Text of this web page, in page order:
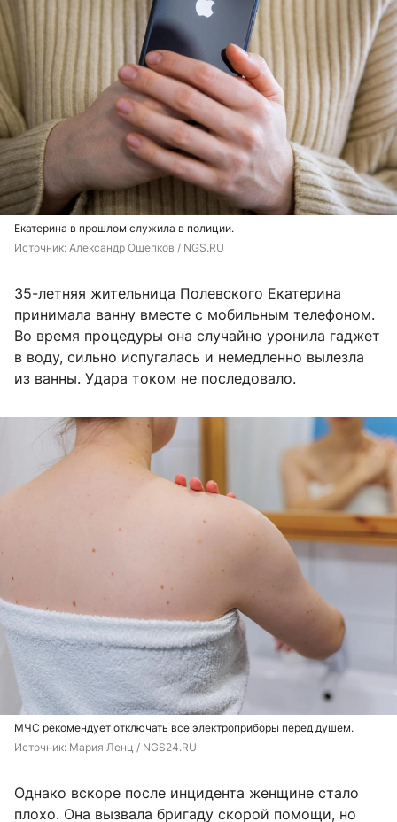
Екатерина в прошлом служила в полиции.
Источник: Александр Ощепков / NGS.RU
35-летняя жительница Полевского Екатерина
принимала ванну вместе с мобильным телефоном.
Во время процедуры она случайно уронила гаджет
в воду, сильно испугалась и немедленно вылезла
из ванны. Удара током не последовало.
МЧС рекомендует отключать все электроприборы перед душем.
Источник: Мария Ленц / NGS24.RU
Однако вскоре после инцидента женщине стало
плохо. Она вызвала бригаду скорой помощи, но